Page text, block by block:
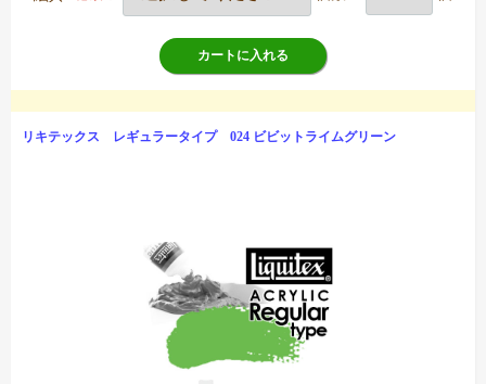
カートに入れる
リキテックス レギュラータイプ 024 ビビットライムグリーン